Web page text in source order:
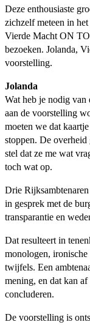
Deze enthousiaste
zichzelf meteen in
Vierde Macht ON
bezoeken. Jolanda,
voorstelling.
Jolanda
Wat heb je nodig van
aan de voorstelling
moeten we dat
stoppen. De overheid
stel dat ze me wat
toch wat op.
Drie
in gesprek met de
transparantie en
Dat resulteert in
monologen, ironische
twijfels. Een
mening, en dat kan
concluderen.
De voorstelling is